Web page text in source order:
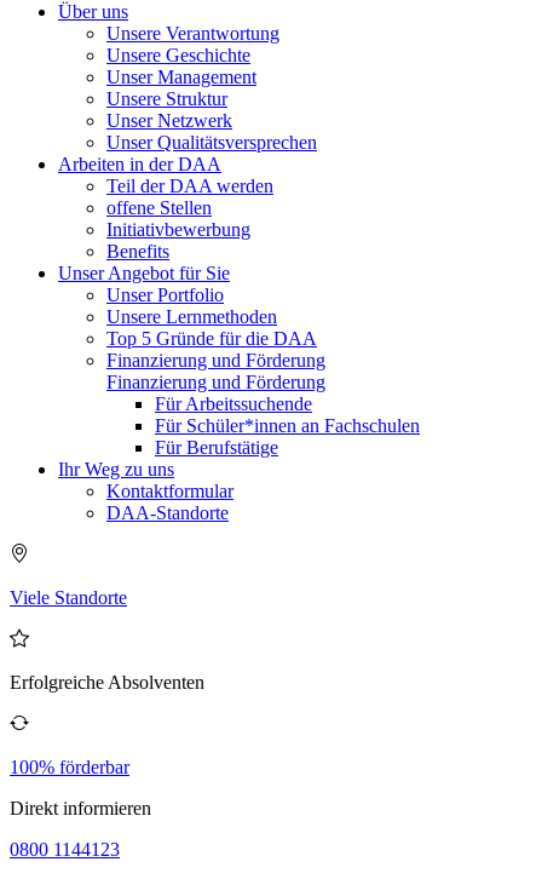
Über uns
Unsere Verantwortung
Unsere Geschichte
Unser Management
Unsere Struktur
Unser Netzwerk
Unser Qualitätsversprechen
Arbeiten in der DAA
Teil der DAA werden
offene Stellen
Initiativbewerbung
Benefits
Unser Angebot für Sie
Unser Portfolio
Unsere Lernmethoden
Top 5 Gründe für die DAA
Finanzierung und Förderung
Finanzierung und Förderung
Für Arbeitssuchende
Für Schüler*innen an Fachschulen
Für Berufstätige
Ihr Weg zu uns
Kontaktformular
DAA-Standorte
Viele Standorte
Erfolgreiche Absolventen
100% förderbar
Direkt informieren
0800 1144123